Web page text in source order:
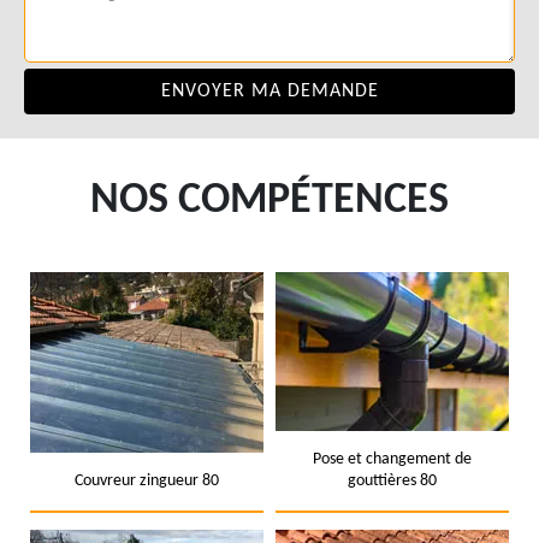
NOS COMPÉTENCES
Couvreur zingueur 80
Pose et changement de
gouttières 80